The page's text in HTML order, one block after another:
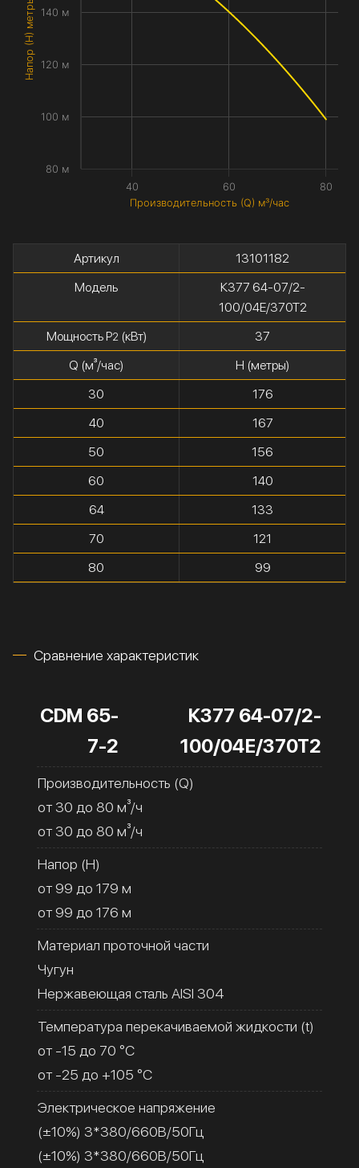
Производительность (Q) м³/час
Напор (H) метры
40 60 80
80 м
100 м
120 м
140 м
Артикул
13101182
Модель
К377 64-07/2-
100/04Е/370Т2
Мощность P2(кВт)
37
Q (м³/час)
H (метры)
30
176
40
167
50
156
60
140
64
133
70
121
80
99
Сравнение характеристик
CDM 65-
7-2
К377 64-07/2-
100/04Е/370Т2
Производительность (Q)
от 30 до 80 м³/ч
от 30 до 80 м³/ч
Напор (H)
от 99 до 179 м
от 99 до 176 м
Материал проточной части
Чугун
Нержавеющая сталь AISI 304
Температура перекачиваемой жидкости (t)
от -15 до 70 °C
от -25 до +105 °C
Электрическое напряжение
(±10%) 3*380/660В/50Гц
(±10%) 3*380/660В/50Гц